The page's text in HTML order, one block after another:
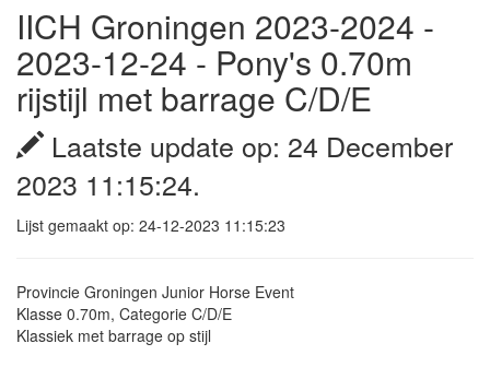
IICH Groningen 2023-2024 -
2023-12-24 - Pony's 0.70m
rijstijl met barrage C/D/E
Laatste update op: 24 December
2023 11:15:24.
Lijst gemaakt op: 24-12-2023 11:15:23
Provincie Groningen Junior Horse Event
Klasse 0.70m, Categorie C/D/E
Klassiek met barrage op stijl